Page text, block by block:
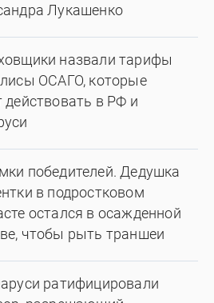
Лукашенко
назвали тарифы
ОСАГО, которые
действовать в РФ и
победителей. Дедушка
в подростковом
остался в осажденной
чтобы рыть траншеи
ратифицировали